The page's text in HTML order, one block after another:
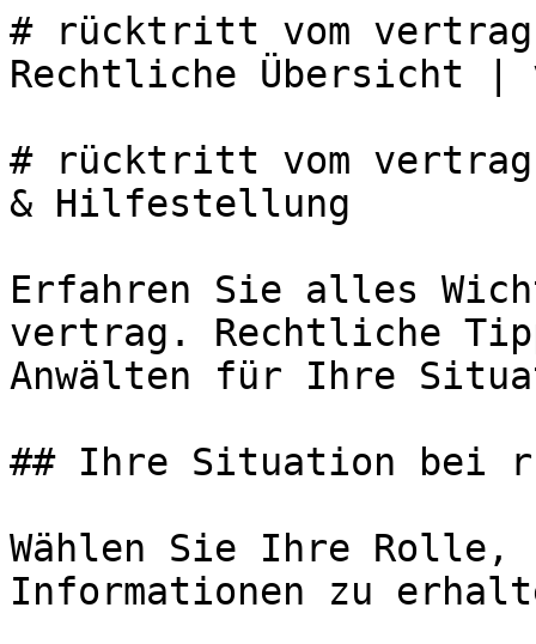
# rücktritt vom
Rechtliche Übersicht |
# rücktritt vom
& Hilfestellung
Erfahren Sie alles
vertrag. Rechtliche
Anwälten für Ihre
## Ihre Situation bei
Wählen Sie Ihre Rolle,
Informationen zu